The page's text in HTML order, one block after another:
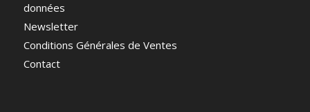
données
Newsletter
Conditions Générales de Ventes
Contact